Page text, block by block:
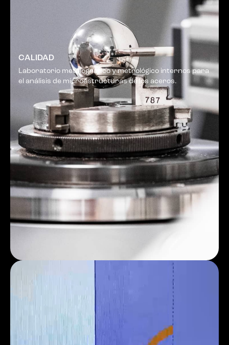
CALIDAD
Laboratorio metalográfico y metrológico internos para
el análisis de microestructuras de los aceros.